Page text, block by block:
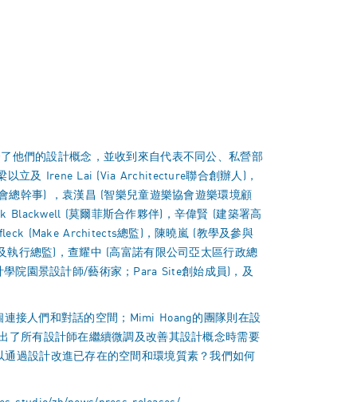
他們的設計概念，並收到來自代表不同公、私營部
以立及 Irene Lai (Via Architecture聯合創辦人)，
總幹事) ，袁漢昌 (智樂兒童遊樂協會遊樂環境顧
Blackwell (莫爾菲斯合作夥伴)，辛偉賢 (建築署高
(Make Architects總監)，陳曉嵐 (教學及參與
執行總監)，查耀中 (高富諾有限公司亞太區行政總
院園景設計師/藝術家；Para Site創始成員)，及
接人們和對話的空間；Mimi Hoang的團隊則在設
了所有設計師在繼續微調及改善其設計概念時需要
過設計改進已存在的空間和環境質素？我們如何